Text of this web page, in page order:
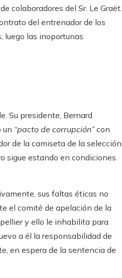
colaboradores del Sr. Le Graët.
del entrenador de los
luego las inoportunas
Su presidente, Bernard
un “pacto de corrupción”con
de la camiseta de la selección
sigue estando en condiciones
sus faltas éticas no
el comité de apelación de la
y ello le inhabilita para
a él la responsabilidad de
en espera de la sentencia de